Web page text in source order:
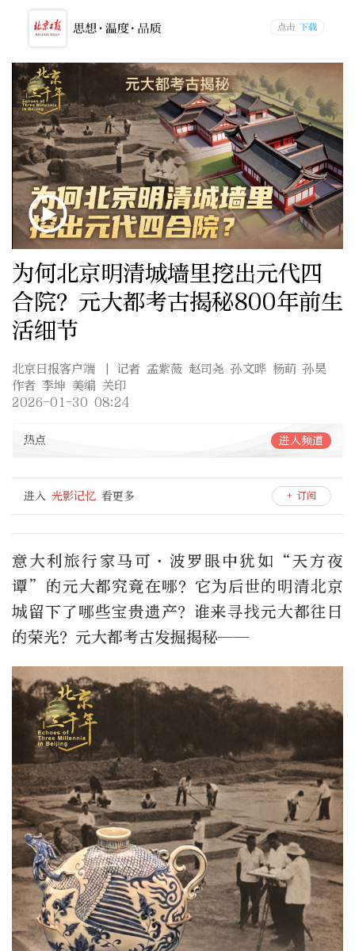
为何北京明清城墙里挖出元代四
合院？元大都考古揭秘800年前生
活细节
北京日报客户端
| 记者 孟紫薇 赵司尧 孙文晔 杨萌 孙昊
作者 李坤 美编 关印
2026-01-30 08:24
热点 进入频道
进入 光影记忆 看更多 + 订阅
意大利旅行家马可·波罗眼中犹如“天方夜
谭”的元大都究竟在哪？它为后世的明清北京
城留下了哪些宝贵遗产？谁来寻找元大都往日
的荣光？元大都考古发掘揭秘——